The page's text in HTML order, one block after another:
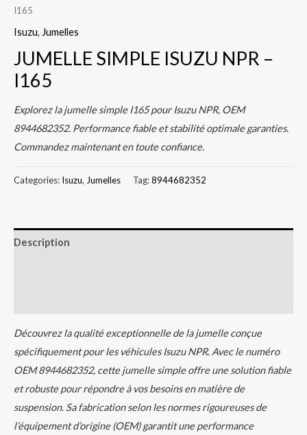
I165
Isuzu, Jumelles
JUMELLE SIMPLE ISUZU NPR –
I165
Explorez la jumelle simple I165 pour Isuzu NPR, OEM
8944682352. Performance fiable et stabilité optimale garanties.
Commandez maintenant en toute confiance.
Categories: Isuzu, Jumelles Tag:8944682352
Description
Découvrez la qualité exceptionnelle de la jumelle conçue
spécifiquement pour les véhicules Isuzu NPR. Avec le numéro
OEM 8944682352, cette jumelle simple offre une solution fiable
et robuste pour répondre à vos besoins en matière de
suspension. Sa fabrication selon les normes rigoureuses de
l’équipement d’origine (OEM) garantit une performance